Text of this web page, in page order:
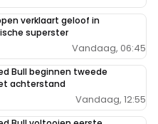
verklaart geloof in
superster
Vandaag, 06:45
Bull beginnen tweede
achterstand
Vandaag, 12:55